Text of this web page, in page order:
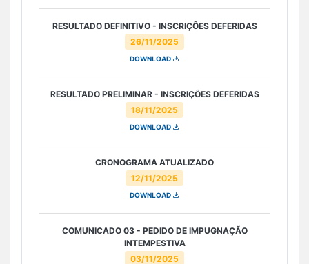
26/11/2025
RESULTADO DEFINITIVO - INSCRIÇÕES DEFERIDAS
DOWNLOAD
18/11/2025
RESULTADO PRELIMINAR - INSCRIÇÕES DEFERIDAS
DOWNLOAD
12/11/2025
CRONOGRAMA ATUALIZADO
DOWNLOAD
03/11/2025
COMUNICADO 03 - PEDIDO DE IMPUGNAÇÃO
INTEMPESTIVA